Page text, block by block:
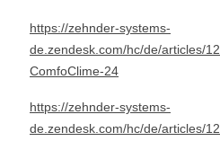
https://zehnder-systems-
de.zendesk.com/hc/de/articles/
ComfoClime-24
https://zehnder-systems-
de.zendesk.com/hc/de/articles/